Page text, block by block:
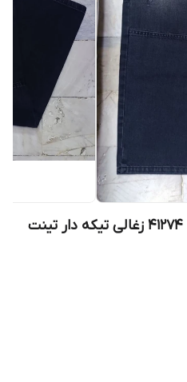
شلوار لی مردانه فول بگ کد 41274 زغالی تیکه دار تینت